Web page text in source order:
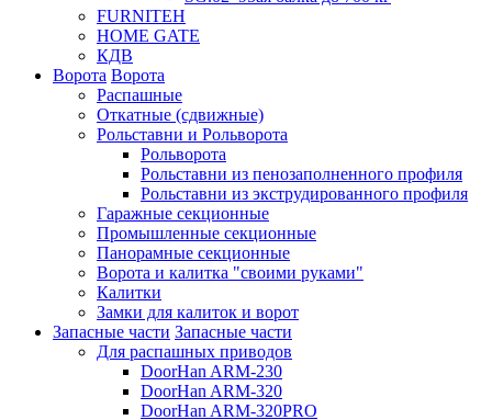
FURNITEH
HOME GATE
КДВ
Ворота Ворота
Распашные
Откатные (сдвижные)
Рольставни и Рольворота
Рольворота
Рольставни из пенозаполненного профиля
Рольставни из экструдированного профиля
Гаражные секционные
Промышленные секционные
Панорамные секционные
Ворота и калитка "своими руками"
Калитки
Замки для калиток и ворот
Запасные части Запасные части
Для распашных приводов
DoorHan ARM-230
DoorHan ARM-320
DoorHan ARM-320PRO